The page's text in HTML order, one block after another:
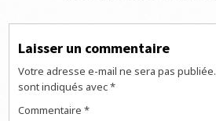
Laisser un commentaire
Votre adresse e-mail ne sera pas publiée.
sont indiqués avec*
Commentaire*